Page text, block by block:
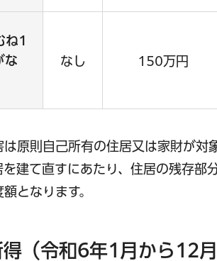
ね1
な
なし 150万円
原則自己所有の住居又は家財が対
建て直すにあたり、住居の残存部
となります。
（令和6年1月から12